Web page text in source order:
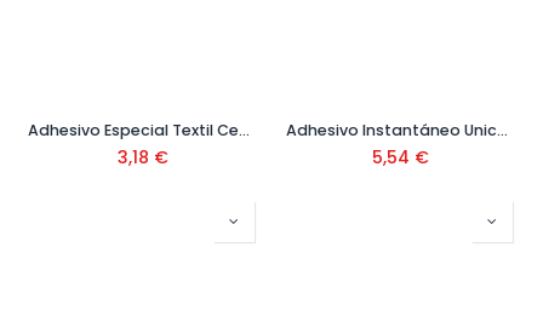
Adhesivo Especial Textil Ceys 30 ml Ref. 501024
3,18 €
Adhesivo Instantáneo Unick Pincel Ref. 504270
5,54 €